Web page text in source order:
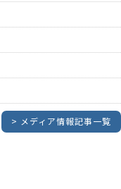
> メディア情報記事一覧